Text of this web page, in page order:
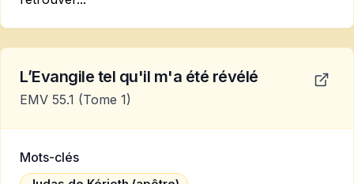
L’Evangile tel qu'il m'a été révélé
EMV 55.1 (Tome 1)
Mots-clés